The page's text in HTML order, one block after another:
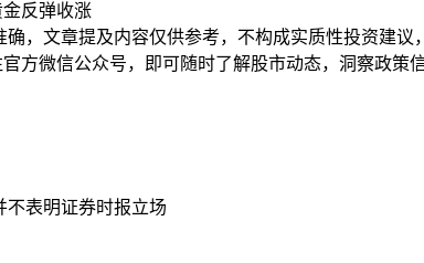
反弹收涨
，文章提及内容仅供参考，不构成实质性投资建议
方微信公众号，即可随时了解股市动态，洞察政策
不表明证券时报立场